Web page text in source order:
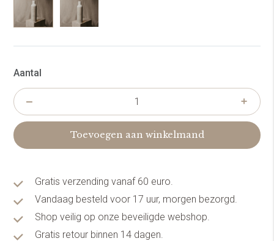
Aantal
Toevoegen aan winkelmand
Gratis verzending vanaf 60 euro.
Vandaag besteld voor 17 uur, morgen bezorgd.
Shop veilig op onze beveiligde webshop.
Gratis retour binnen 14 dagen.